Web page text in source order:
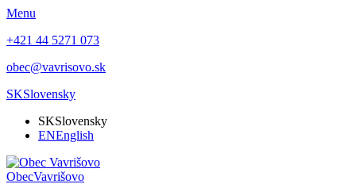
Menu
+421 44 5271 073
obec@vavrisovo.sk
SKSlovensky
SKSlovensky
ENEnglish
ObecVavrišovo